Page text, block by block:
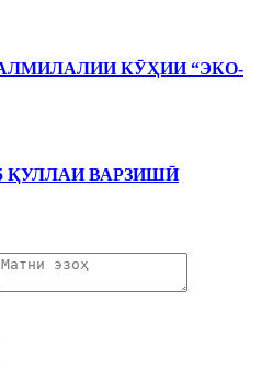
КӮҲИИ “ЭКО-
ҚУЛЛАИ ВАРЗИШӢ